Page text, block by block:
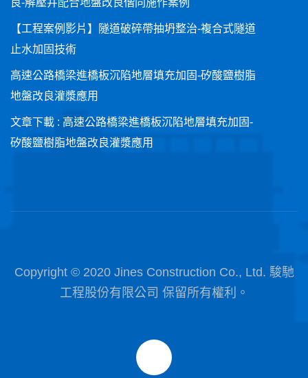
良-解壓井配合地盤改良偕同施作案例
【工程案例影片】隧道破碎帶抽坍整治-複合式隧道
止水加固技術
高速公路橋梁進橋板沉陷地層填充加固-矽酸鹽樹脂
地盤改良灌漿應用
文章下載 : 高速公路橋梁進橋板沉陷地層填充加固-
矽酸鹽樹脂地盤改良灌漿應用
Copyright © 2020 Jines Construction Co., Ltd. 駿馳
工程股份有限公司 保留所有權利。